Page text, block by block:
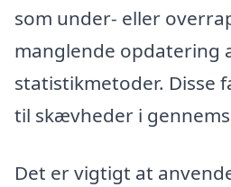
som under- eller
manglende opdatering
statistikmetoder. Disse
til skævheder i
Det er vigtigt at